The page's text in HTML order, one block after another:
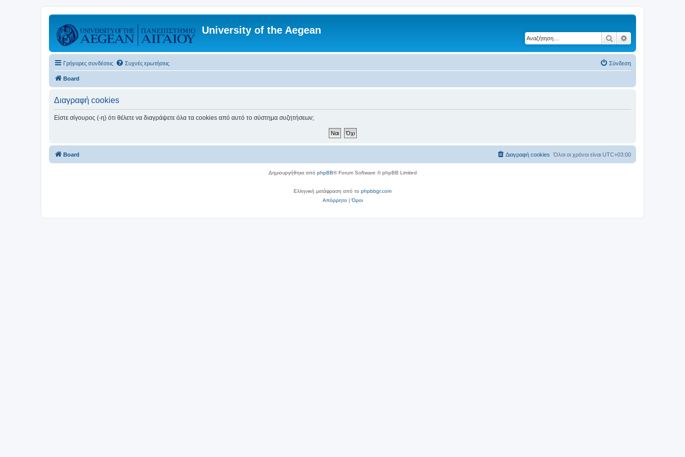
University of the Aegean
Αναζήτηση
Γρήγορες συνδέσεις Συχνές ερωτήσεις Σύνδεση
Board
Διαγραφή cookies
Είστε σίγουρος (-η) ότι θέλετε να διαγράψετε όλα τα cookies από αυτό το σύστημα συζητήσεων;
Board Όλοι οι χρόνοι είναι UTC+03:00
Διαγραφή cookies
Δημιουργήθηκε από phpBB® Forum Software © phpBB Limited
Ελληνική μετάφραση από το phpbbgr.com
Απόρρητο|Όροι